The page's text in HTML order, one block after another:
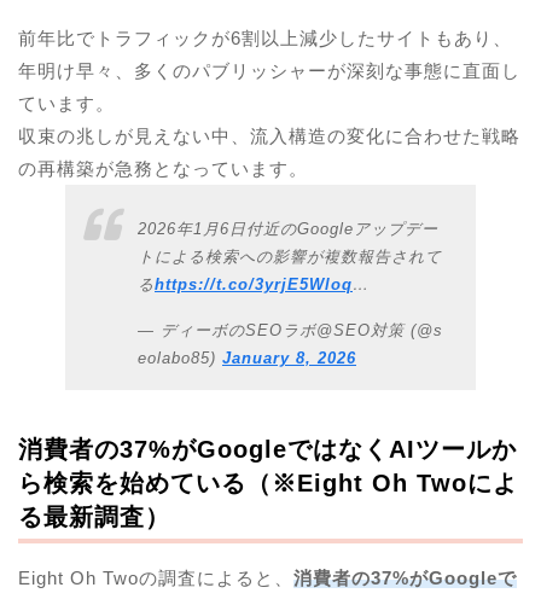
前年比でトラフィックが6割以上減少したサイトもあり、
年明け早々、多くのパブリッシャーが深刻な事態に直面し
ています。
収束の兆しが見えない中、流入構造の変化に合わせた戦略
の再構築が急務となっています。
2026年1月6日付近のGoogleアップデー
トによる検索への影響が複数報告されて
るhttps://t.co/3yrjE5Wloq…
— ディーボのSEOラボ@SEO対策 (@s
eolabo85) January 8, 2026
消費者の37%がGoogleではなくAIツールか
ら検索を始めている（※Eight Oh Twoによ
る最新調査）
Eight Oh Twoの調査によると、 消費者の37%がGoogleで